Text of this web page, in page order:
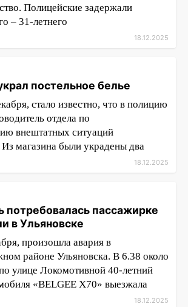
Полицейские задержали
– 31-летнего
18.12.2025
постельное белье
стало известно, что в полицию
отдела по
внештатных ситуаций
Из магазина были украдены два
18.12.2025
пассажирке
в Ульяновске
произошла авария в
районе Ульяновска. В 6.38 около
улице Локомотивной 40-летний
«BELGEE X70» выезжала
18.12.2025